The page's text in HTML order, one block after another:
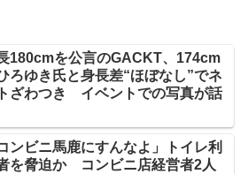
180cmを公言のGACKT、174cm
ろゆき氏と身長差“ほぼなし”でネ
ざわつき イベントでの写真が話
コンビニ馬鹿にすんなよ」トイレ利
を脅迫か コンビニ店経営者2人